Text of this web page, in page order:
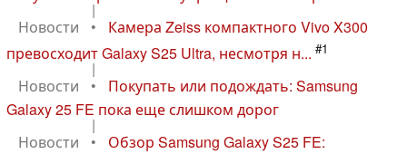
|
Новости
•
Камера Zeiss компактного Vivo X300
превосходит Galaxy S25 Ultra, несмотря н... #1
|
Новости
•
Покупать или подождать: Samsung
Galaxy 25 FE пока еще слишком дорог
|
Новости
•
Обзор Samsung Galaxy S25 FE: